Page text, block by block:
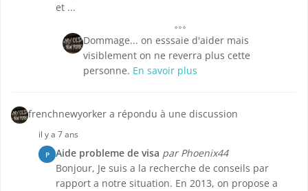
et ...
Dommage... on esssaie d'aider mais
visiblement on ne reverra plus cette
personne. En savoir plus
frenchnewyorker a répondu à une discussion
il y a 7 ans
P Aide probleme de visa par Phoenix44
Bonjour, Je suis a la recherche de conseils par
rapport a notre situation. En 2013, on propose a